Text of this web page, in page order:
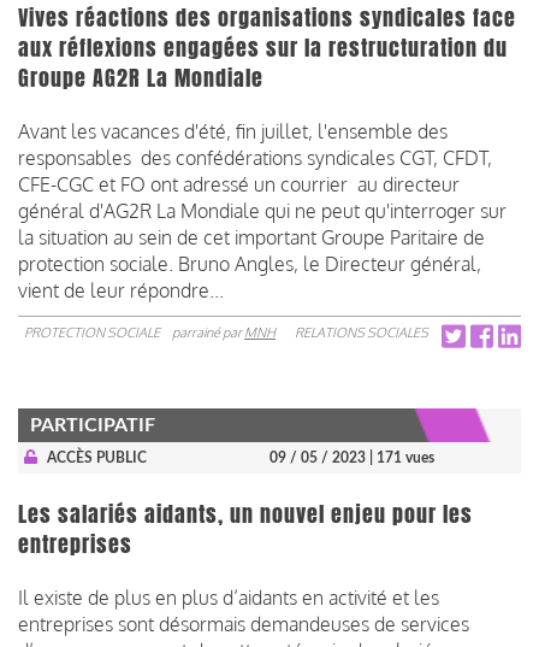
Vives réactions des organisations syndicales face
aux réflexions engagées sur la restructuration du
Groupe AG2R La Mondiale
Avant les vacances d'été, fin juillet, l'ensemble des
responsables des confédérations syndicales CGT, CFDT,
CFE-CGC et FO ont adressé un courrier au directeur
général d'AG2R La Mondiale qui ne peut qu'interroger sur
la situation au sein de cet important Groupe Paritaire de
protection sociale. Bruno Angles, le Directeur général,
vient de leur répondre...
PROTECTION SOCIALE parrainé parMNH RELATIONS SOCIALES
PARTICIPATIF
ACCÈS PUBLIC 09 / 05 / 2023 | 171 vues
Les salariés aidants, un nouvel enjeu pour les
entreprises
Il existe de plus en plus d’aidants en activité et les
entreprises sont désormais demandeuses de services